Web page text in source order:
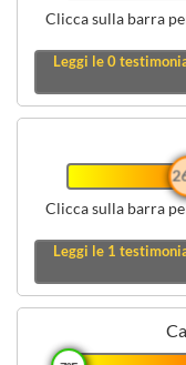
Clicca sulla barra
Leggi le0
Clicca sulla barra
Leggi le 1